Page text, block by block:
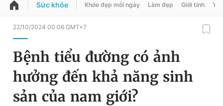
QUẢNG CÁO ĐẶT BÁO
Chuyên mục
Chuyên mục khác
Đổi mật khẩu
Tin đã lưu
Sức khỏe Khỏe đẹp mỗi ngày Làm đẹp Giới tính Y
22/10/2024 00:06 GMT+7
Bệnh tiểu đường có ảnh
hưởng đến khả năng sinh
sản của nam giới?